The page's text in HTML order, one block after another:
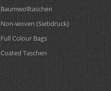
Baumwolltaschen
Non-woven (Siebdruck)
Full Colour Bags
Coated Taschen